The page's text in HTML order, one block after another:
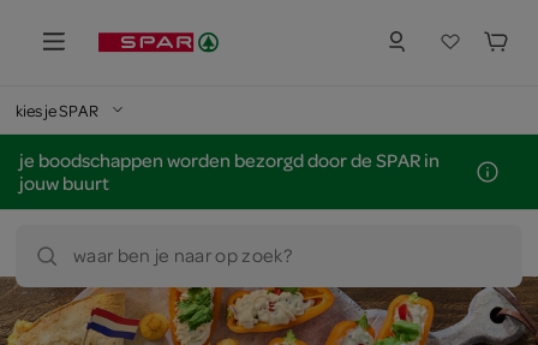
kies je SPAR
je boodschappen worden bezorgd door de SPAR in
jouw buurt
waar ben je naar op zoek?